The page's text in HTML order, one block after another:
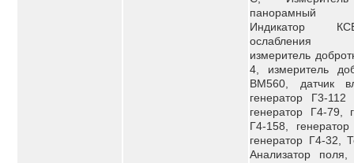
панорамный
Индикатор
ослабления
измеритель
4, измеритель
ВМ560, датчик
генератор Г3-
генератор Г4-79,
Г4-158,
генератор Г4-32,
Анализатор поля,